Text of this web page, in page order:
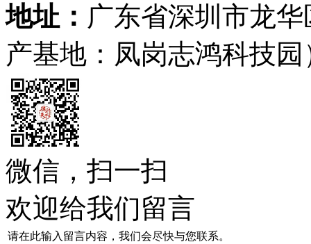
地址： 广东省深圳市龙
产基地：凤岗志鸿科技园
微信，扫一扫
欢迎给我们留言
请在此输入留言内容，我们会尽快与您联系。